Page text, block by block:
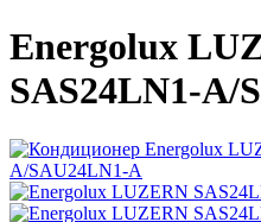
Energolux
SAS24LN1-A/